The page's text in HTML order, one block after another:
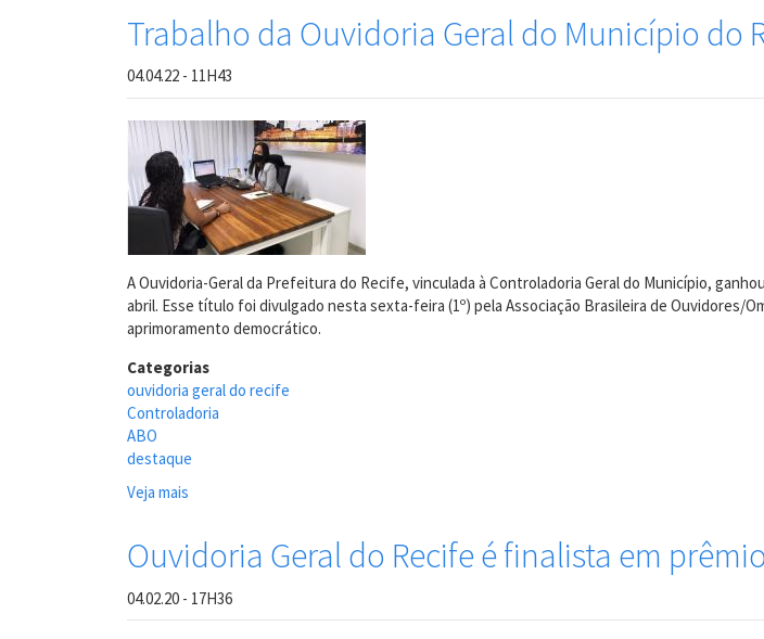
Trabalho da Ouvidoria Geral do Município do
04.04.22 - 11H43
A Ouvidoria-Geral da Prefeitura do Recife, vinculada à Controladoria Geral do Município,
abril. Esse título foi divulgado nesta sexta-feira (1º) pela Associação Brasileira de Ouvidores/
aprimoramento democrático.
Categorias
ouvidoria geral do recife
Controladoria
ABO
destaque
Veja mais
da
Ouvidoria
do
Ouvidoria Geral do Recife é finalista em
04.02.20 - 17H36